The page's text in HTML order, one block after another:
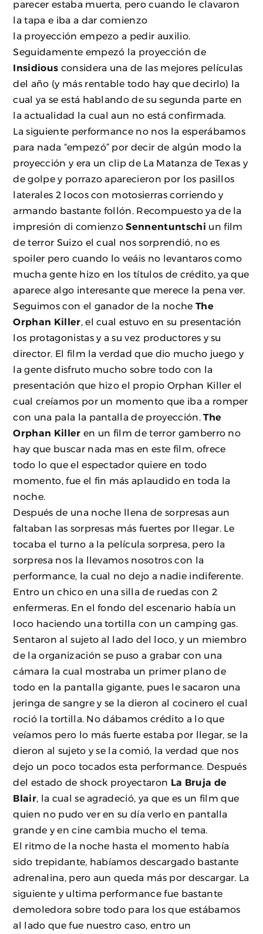
parecer estaba muerta, pero cuando le clavaron
la tapa e iba a dar comienzo
la proyección empezo a pedir auxilio.
Seguidamente empezó la proyección de
Insidious considera una de las mejores películas
del año (y más rentable todo hay que decirlo) la
cual ya se está hablando de su segunda parte en
la actualidad la cual aun no está confirmada.
La siguiente performance no nos la esperábamos
para nada “empezó” por decir de algún modo la
proyección y era un clip de La Matanza de Texas y
de golpe y porrazo aparecieron por los pasillos
laterales 2 locos con motosierras corriendo y
armando bastante follón. Recompuesto ya de la
impresión di comienzoSennentuntschi un film
de terror Suizo el cual nos sorprendió, no es
spoiler pero cuando lo veáis no levantaros como
mucha gente hizo en los títulos de crédito, ya que
aparece algo interesante que merece la pena ver.
Seguimos con el ganador de la noche The
Orphan Killer , el cual estuvo en su presentación
los protagonistas y a su vez productores y su
director. El film la verdad que dio mucho juego y
la gente disfruto mucho sobre todo con la
presentación que hizo el propio Orphan Killer el
cual creíamos por un momento que iba a romper
con una pala la pantalla de proyección.The
Orphan Killer en un film de terror gamberro no
hay que buscar nada mas en este film, ofrece
todo lo que el espectador quiere en todo
momento, fue el fin más aplaudido en toda la
noche.
Después de una noche llena de sorpresas aun
faltaban las sorpresas más fuertes por llegar. Le
tocaba el turno a la película sorpresa, pero la
sorpresa nos la llevamos nosotros con la
performance, la cual no dejo a nadie indiferente.
Entro un chico en una silla de ruedas con 2
enfermeras. En el fondo del escenario había un
loco haciendo una tortilla con un camping gas.
Sentaron al sujeto al lado del loco, y un miembro
de la organización se puso a grabar con una
cámara la cual mostraba un primer plano de
todo en la pantalla gigante, pues le sacaron una
jeringa de sangre y se la dieron al cocinero el cual
roció la tortilla. No dábamos crédito a lo que
veíamos pero lo más fuerte estaba por llegar, se la
dieron al sujeto y se la comió, la verdad que nos
dejo un poco tocados esta performance. Después
del estado de shock proyectaron La Bruja de
Blair , la cual se agradeció, ya que es un film que
quien no pudo ver en su día verlo en pantalla
grande y en cine cambia mucho el tema.
El ritmo de la noche hasta el momento había
sido trepidante, habíamos descargado bastante
adrenalina, pero aun queda más por descargar. La
siguiente y ultima performance fue bastante
demoledora sobre todo para los que estábamos
al lado que fue nuestro caso, entro un